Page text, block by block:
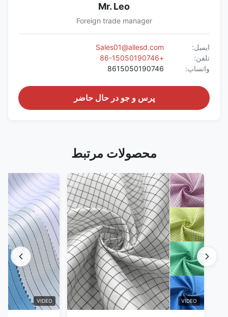
Mr. Leo
Foreign trade manager
ایمیل:
Sales01@allesd.com
تلفن:
+86-15050190746
واتساپ:
8615050190746
پرس و جو در حال حاضر
محصولات مرتبط
VIDEO
VIDEO